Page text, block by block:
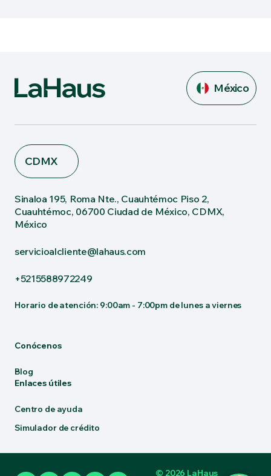
México
CDMX
Sinaloa 195, Roma Nte., Cuauhtémoc Piso 2,
Cuauhtémoc, 06700 Ciudad de México, CDMX,
México
servicioalcliente@lahaus.com
+5215588972249
Horario de atención: 9:00am - 7:00pm de lunes a viernes
Conócenos
Blog
Enlaces útiles
Centro de ayuda
Simulador de crédito
© 2026 LaHaus